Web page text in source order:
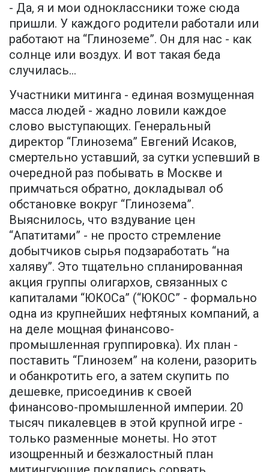
- Да, я и мои одноклассники тоже сюда
пришли. У каждого родители работали или
работают на “Глиноземе”. Он для нас - как
солнце или воздух. И вот такая беда
случилась...
Участники митинга - единая возмущенная
масса людей - жадно ловили каждое
слово выступающих. Генеральный
директор “Глинозема” Евгений Исаков,
смертельно уставший, за сутки успевший в
очередной раз побывать в Москве и
примчаться обратно, докладывал об
обстановке вокруг “Глинозема”.
Выяснилось, что вздувание цен
“Апатитами” - не просто стремление
добытчиков сырья подзаработать “на
халяву”. Это тщательно спланированная
акция группы олигархов, связанных с
капиталами “ЮКОСа” (“ЮКОС” - формально
одна из крупнейших нефтяных компаний, а
на деле мощная финансово-
промышленная группировка). Их план -
поставить “Глинозем” на колени, разорить
и обанкротить его, а затем скупить по
дешевке, присоединив к своей
финансово-промышленной империи. 20
тысяч пикалевцев в этой крупной игре -
только разменные монеты. Но этот
изощренный и безжалостный план